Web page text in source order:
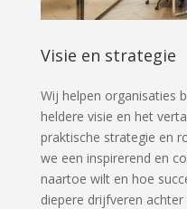
Visie en strategie
Wij helpen organisaties
heldere visie en het
praktische strategie en
we een inspirerend en
naartoe wilt en hoe
diepere drijfveren